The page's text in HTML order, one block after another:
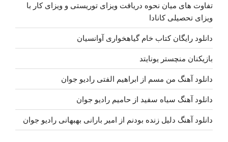
تفاوت های میان نحوه دریافت ویزای توریستی و ویزای کار با
ویزای تحصیلی کانادا
دانلود رایگان کتاب خام گیاهخواری آوانسیان
بازیکنان منچستر یونایتد
دانلود آهنگ من مسم از ابراهیم الفتی رادیو جوان
دانلود آهنگ سیاه سفید از حامیم رادیو جوان
دانلود آهنگ دلیل زنده بودنم از امیر بارانی بهبهانی رادیو جوان